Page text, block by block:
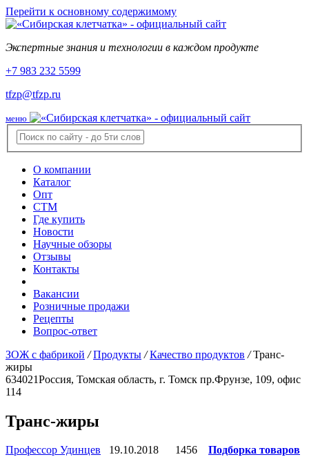
Перейти к основному содержимому
Экспертные знания и технологии в каждом продукте
+7 983 232 5599
tfzp@tfzp.ru
меню
О компании
Каталог
Опт
СТМ
Где купить
Новости
Научные обзоры
Отзывы
Контакты
Вакансии
Розничные продажи
Рецепты
Вопрос-ответ
ЗОЖ с фабрикой / Продукты / Качество продуктов / Транс-
жиры
634021Россия, Томская область, г. Томск пр.Фрунзе, 109, офис
114
Транс-жиры
Профессор Удинцев 19.10.2018 1456
Подборка товаров